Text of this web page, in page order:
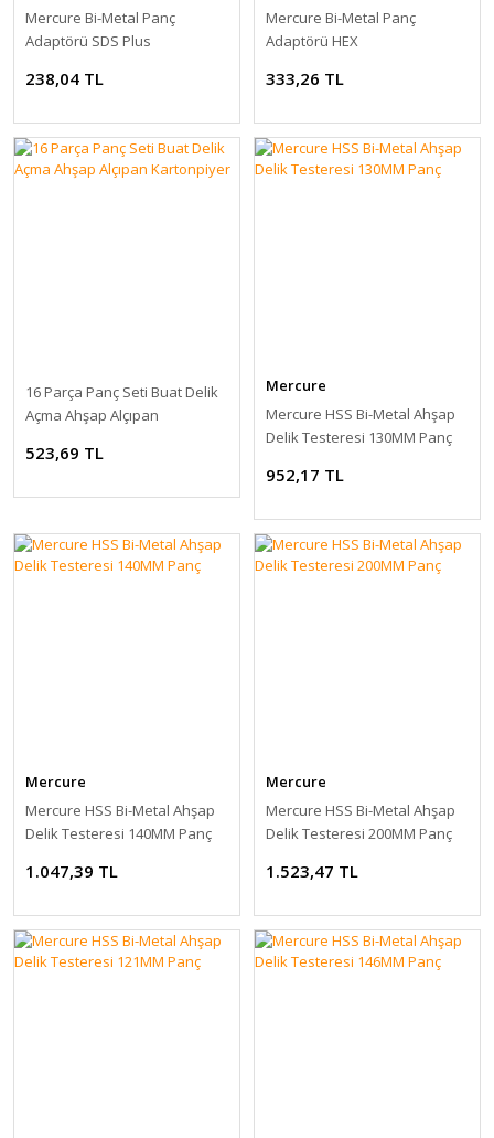
Mercure Bi-Metal Panç
Adaptörü SDS Plus
238,04 TL
Mercure Bi-Metal Panç
Adaptörü HEX
333,26 TL
16 Parça Panç Seti Buat Delik
Açma Ahşap Alçıpan
523,69 TL
Mercure
Mercure HSS Bi-Metal Ahşap
Delik Testeresi 130MM Panç
952,17 TL
Mercure
Mercure HSS Bi-Metal Ahşap
Delik Testeresi 140MM Panç
1.047,39 TL
Mercure
Mercure HSS Bi-Metal Ahşap
Delik Testeresi 200MM Panç
1.523,47 TL